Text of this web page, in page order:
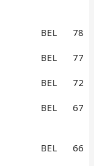
BEL 78
BEL 77
BEL 72
BEL 67
BEL 66